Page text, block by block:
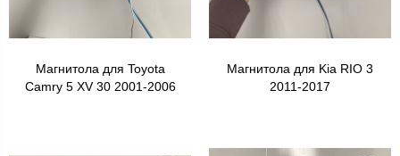
Магнитола для Toyota
Camry 5 XV 30 2001-2006
Магнитола для Kia RIO 3
2011-2017